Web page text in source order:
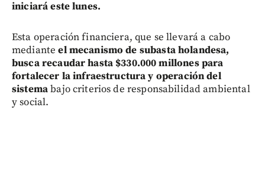
iniciará este lunes.
Esta operación financiera, que se llevará a cabo
medianteel mecanismo de subasta holandesa,
busca recaudar hasta $330.000 millones para
fortalecer la infraestructura y operación del
sistemabajo criterios de responsabilidad ambiental
y social.